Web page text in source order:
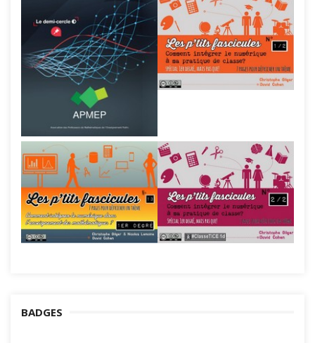
BADGES